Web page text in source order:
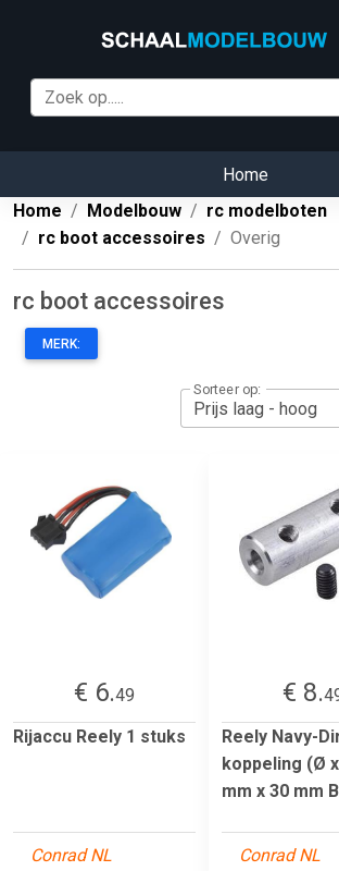
Home
Home
Modelbouw
rc modelboten
rc boot accessoires
Overig
rc boot accessoires
MERK:
Sorteer op:
€ 6.49
Rijaccu Reely 1 stuks
Conrad NL
€ 8.
Reely Navy-
koppeling (Ø
mm x 30 mm
Conrad NL